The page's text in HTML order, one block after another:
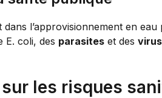
dans l’approvisionnement en
E. coli, des parasites et des virus
les risques